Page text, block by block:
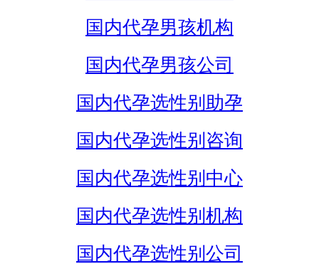
国内代孕男孩机构
国内代孕男孩公司
国内代孕选性别助孕
国内代孕选性别咨询
国内代孕选性别中心
国内代孕选性别机构
国内代孕选性别公司